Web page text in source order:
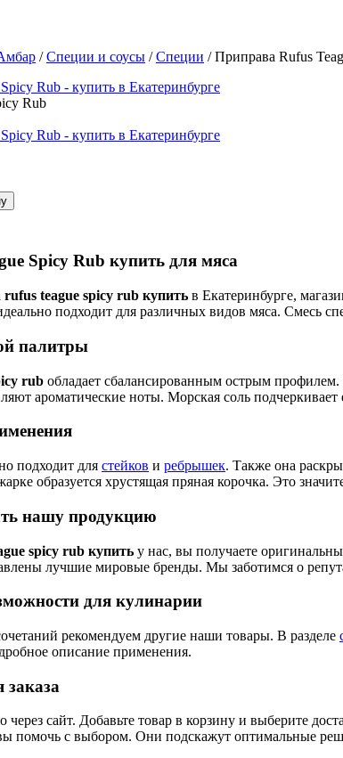
/Специи и соусы /Специи / Приправа Rufus
Rub
Spicy Rub купить для мяса
teague spicy rub купить в Екатеринбурге,
подходит для различных видов мяса. Смесь
палитры
rub обладает сбалансированным острым
ароматические ноты. Морская соль подчеркивает
подходит для стейков и ребрышек. Также она
образуется хрустящая пряная корочка. Это
нашу продукцию
spicy rub купить у нас, вы получаете
лучшие мировые бренды. Мы заботимся о
для кулинарии
рекомендуем другие наши товары. В разделе
описание применения.
заказа
через сайт. Добавьте товар в корзину и выберите
помочь с выбором. Они подскажут оптимальные